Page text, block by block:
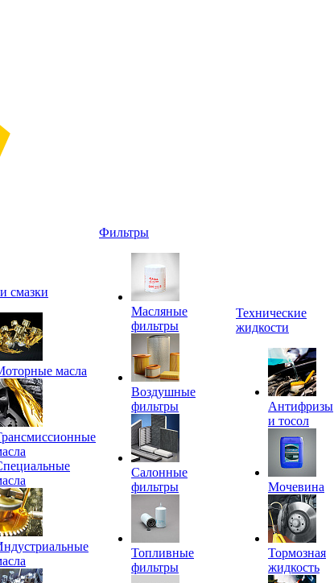
смазки
масла
Фильтры
Масляные
фильтры
Воздушные
фильтры
Салонные
фильтры
Топливные
фильтры
Технические
жидкости
Антифризы
и тосол
Мочевина
Тормозная
жидкость